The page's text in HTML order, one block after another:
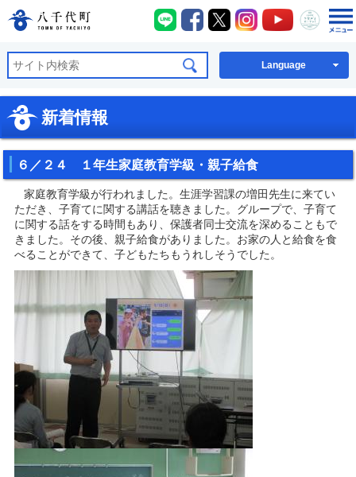
八千代町公式ホームページ
八千代町LINE
八千代町Facebook
八千代町X八千代町Instagram
八千代町
八千
Language
新着情報
６／２４ １年生家庭教育学級・親子給食
家庭教育学級が行われました。生涯学習課の増田先生に来てい
ただき、子育てに関する講話を聴きました。グループで、子育て
に関する話をする時間もあり、保護者同士交流を深めることもで
きました。その後、親子給食がありました。お家の人と給食を食
べることができて、子どもたちもうれしそうでした。